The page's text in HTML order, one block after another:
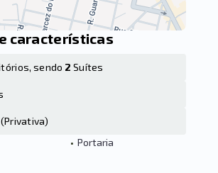
características
sendo 2 Suítes
(Privativa)
• Portaria